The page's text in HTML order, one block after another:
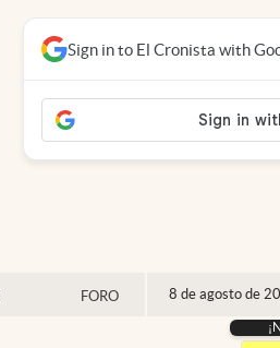
FORO 8 de agosto de
Sign in to El Cronista with